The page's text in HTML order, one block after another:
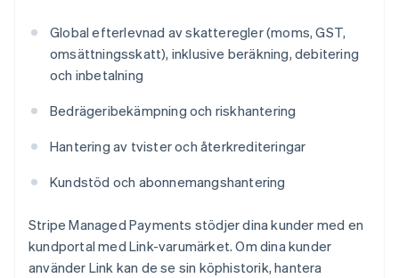
Global efterlevnad av skatteregler (moms, GST,
omsättningsskatt), inklusive beräkning, debitering
och inbetalning
Bedrägeribekämpning och riskhantering
Hantering av tvister och återkrediteringar
Kundstöd och abonnemangshantering
Stripe Managed Payments stödjer dina kunder med en
kundportal med Link-varumärket. Om dina kunder
använder Link kan de se sin köphistorik, hantera